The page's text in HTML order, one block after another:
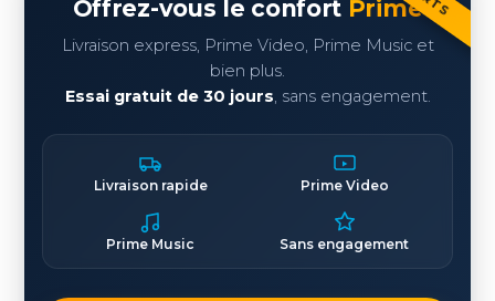
Offrez-vous le confort Prime
Livraison express, Prime Video, Prime Music et
bien plus.
Essai gratuit de 30 jours, sans engagement.
Livraison rapide Prime Video
Prime Music Sans engagement